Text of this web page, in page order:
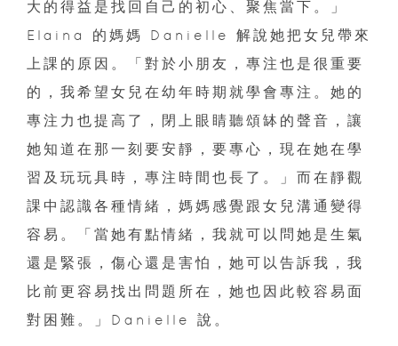
大的得益是找回自己的初心、聚焦當下。」
Elaina 的媽媽 Danielle 解說她把女兒帶來
上課的原因。「對於小朋友，專注也是很重要
的，我希望女兒在幼年時期就學會專注。她的
專注力也提高了，閉上眼睛聽頌缽的聲音，讓
她知道在那一刻要安靜，要專心，現在她在學
習及玩玩具時，專注時間也長了。」而在靜觀
課中認識各種情緒，媽媽感覺跟女兒溝通變得
容易。「當她有點情緒，我就可以問她是生氣
還是緊張，傷心還是害怕，她可以告訴我，我
比前更容易找出問題所在，她也因此較容易面
對困難。」Danielle 說。